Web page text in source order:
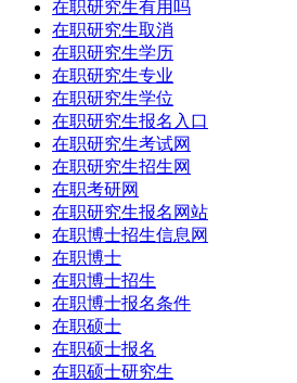
在职研究生有用吗
在职研究生取消
在职研究生学历
在职研究生专业
在职研究生学位
在职研究生报名入口
在职研究生考试网
在职研究生招生网
在职考研网
在职研究生报名网站
在职博士招生信息网
在职博士
在职博士招生
在职博士报名条件
在职硕士
在职硕士报名
在职硕士研究生